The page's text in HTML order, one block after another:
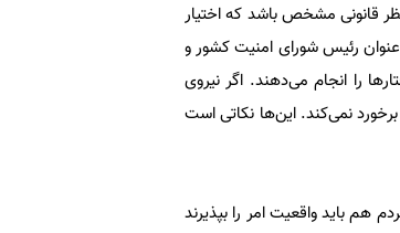
قانونی مشخص باشد که اختیار
رئیس شورای امنیت کشور و
را انجام می‌دهند. اگر نیروی
نمی‌کند. این‌ها نکاتی است
هم باید واقعیت امر را بپذیرند